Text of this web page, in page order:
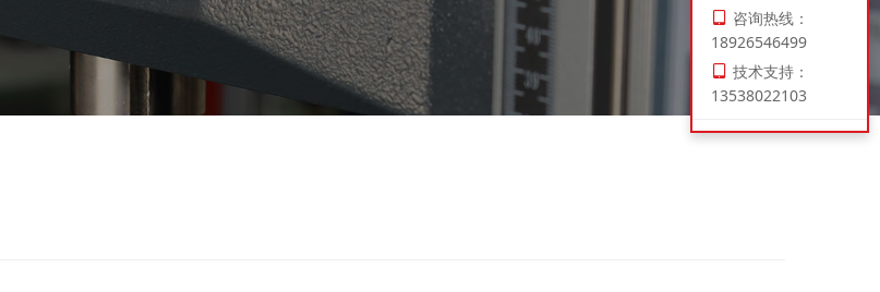
咨询热线：
18926546499
技术支持：
13538022103